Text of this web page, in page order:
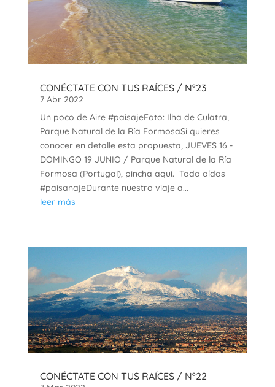
CONÉCTATE CON TUS RAÍCES / Nº23
7 Abr 2022
Un poco de Aire #paisajeFoto: Ilha de Culatra,
Parque Natural de la Ría FormosaSi quieres
conocer en detalle esta propuesta, JUEVES 16 -
DOMINGO 19 JUNIO / Parque Natural de la Ría
Formosa (Portugal), pincha aquí. Todo oídos
#paisanajeDurante nuestro viaje a...
leer más
CONÉCTATE CON TUS RAÍCES / Nº22